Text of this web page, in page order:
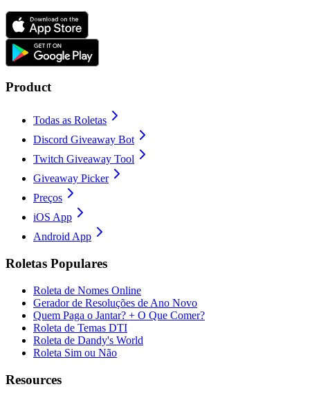
Product
Todas as Roletas
Discord Giveaway Bot
Twitch Giveaway Tool
Giveaway Picker
Preços
iOS App
Android App
Roletas Populares
Roleta de Nomes Online
Gerador de Resoluções de Ano Novo
Quem Paga o Jantar? + O Que Comer?
Roleta de Temas DTI
Roleta de Dandy's World
Roleta Sim ou Não
Resources